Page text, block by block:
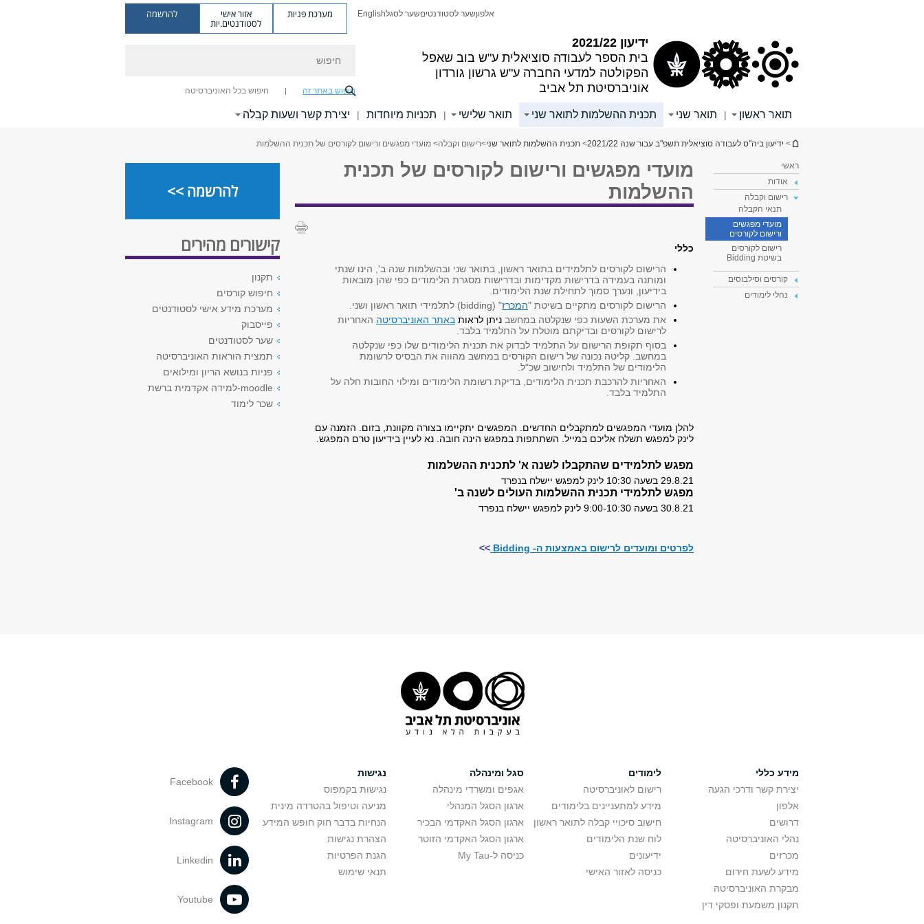
ידיעון 2021/22
בית הספר לעבודה סוציאלית ע"ש בוב שאפל
הפקולטה למדעי החברה ע"ש גרשון גורדון
אוניברסיטת תל אביב
אלפוןשער לסטודנטיםשער לסגלEnglish מערכת פניות אזור אישי
לסטודנטים.יות
להרשמה
חיפוש באתר זה חיפוש בכל האוניברסיטה
תואר ראשון | תואר שני תכנית ההשלמות לתואר שני תואר שלישי | תכניות מיוחדות | יצירת קשר ושעות קבלה
הינך נמצא כאן
> ידיעון ביה"ס לעבודה סוציאלית תשפ"ב עבור שנה 2021/22 > תכנית ההשלמות לתואר שני>רישום וקבלה> מועדי מפגשים ורישום לקורסים של תכנית ההשלמות
ראשי
אודות
רישום וקבלה
תנאי הקבלה
מועדי מפגשים
ורישום לקורסים
רישום לקורסים
בשיטת Bidding
קורסים וסילבוסים
נהלי לימודים
מועדי מפגשים ורישום לקורסים של תכנית
ההשלמות
כללי
הרישום לקורסים לתלמידים בתואר ראשון, בתואר שני ובהשלמות שנה ב', הינו שנתי
ומותנה בעמידה בדרישות מקדימות ובדרישות מסגרת הלימודים כפי שהן מובאות
בידיעון, ונערך סמוך לתחילת שנת הלימודים.
הרישום לקורסים מתקיים בשיטת "המכרז" (bidding) לתלמידי תואר ראשון ושני.
את מערכת השעות כפי שנקלטה במחשב ניתן לראות באתר האוניברסיטה האחריות
לרישום לקורסים ובדיקתם מוטלת על התלמיד בלבד.
בסוף תקופת הרישום על התלמיד לבדוק את תכנית הלימודים שלו כפי שנקלטה
במחשב. קליטה נכונה של רישום הקורסים במחשב מהווה את הבסיס לרשומת
הלימודים של התלמיד ולחישוב שכ"ל.
האחריות להרכבת תכנית הלימודים, בדיקת רשומת הלימודים ומילוי החובות חלה על
התלמיד בלבד.
להלן מועדי המפגשים למתקבלים החדשים. המפגשים יתקיימו בצורה מקוונת, בזום. הזמנה עם
לינק למפגש תשלח אליכם במייל. השתתפות במפגש הינה חובה. נא לעיין בידיעון טרם המפגש.
מפגש לתלמידים שהתקבלו לשנה א' לתכנית ההשלמות
29.8.21 בשעה 10:30 לינק למפגש יישלח בנפרד
מפגש לתלמידי תכנית ההשלמות העולים לשנה ב'
30.8.21 בשעה 9:00-10:30 לינק למפגש יישלח בנפרד
לפרטים ומועדים לרישום באמצעות ה- Bidding >>
להרשמה >>
קישורים מהירים
תקנון
חיפוש קורסים
מערכת מידע אישי לסטודנטים
פייסבוק
שער לסטודנטים
תמצית הוראות האוניברסיטה
פניות בנושא הריון ומילואים
moodle-למידה אקדמית ברשת
שכר לימוד
מידע כללי
יצירת קשר ודרכי הגעה
אלפון
דרושים
נהלי האוניברסיטה
מכרזים
מידע לשעת חירום
מבקרת האוניברסיטה
תקנון משמעת ופסקי דין
לימודים
רישום לאוניברסיטה
מידע למתעניינים בלימודים
חישוב סיכויי קבלה לתואר ראשון
לוח שנת הלימודים
ידיעונים
כניסה לאזור האישי
סגל ומינהלה
אגפים ומשרדי מינהלה
ארגון הסגל המנהלי
ארגון הסגל האקדמי הבכיר
ארגון הסגל האקדמי הזוטר
כניסה ל-My Tau
נגישות
נגישות בקמפוס
מניעה וטיפול בהטרדה מינית
הנחיות בדבר חוק חופש המידע
הצהרת נגישות
הגנת הפרטיות
תנאי שימוש
Facebook
Instagram
Linkedin
Youtube